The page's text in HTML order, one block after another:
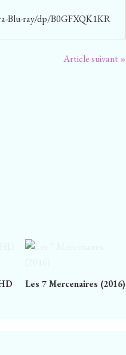
Blu-ray/dp/B0GFXQK1KR
Article suivant »
Les 7 Mercenaires (2016)